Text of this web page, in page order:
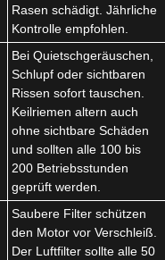
Rasen schädigt. Jährliche
Kontrolle empfohlen.
Bei Quietschgeräuschen,
Schlupf oder sichtbaren
Rissen sofort tauschen.
Keilriemen altern auch
ohne sichtbare Schäden
und sollten alle 100 bis
200 Betriebsstunden
geprüft werden.
Saubere Filter schützen
den Motor vor Verschleiß.
Der Luftfilter sollte alle 50